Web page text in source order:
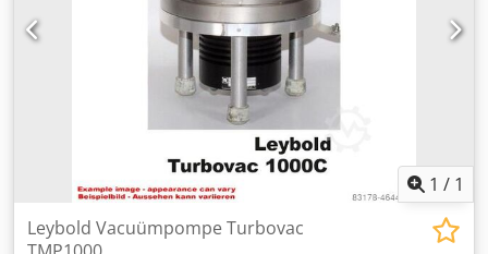
1 / 1
Leybold Vacuümpompe Turbovac